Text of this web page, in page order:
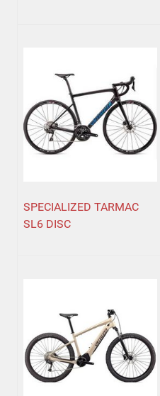
SPECIALIZED TARMAC
SL6 DISC